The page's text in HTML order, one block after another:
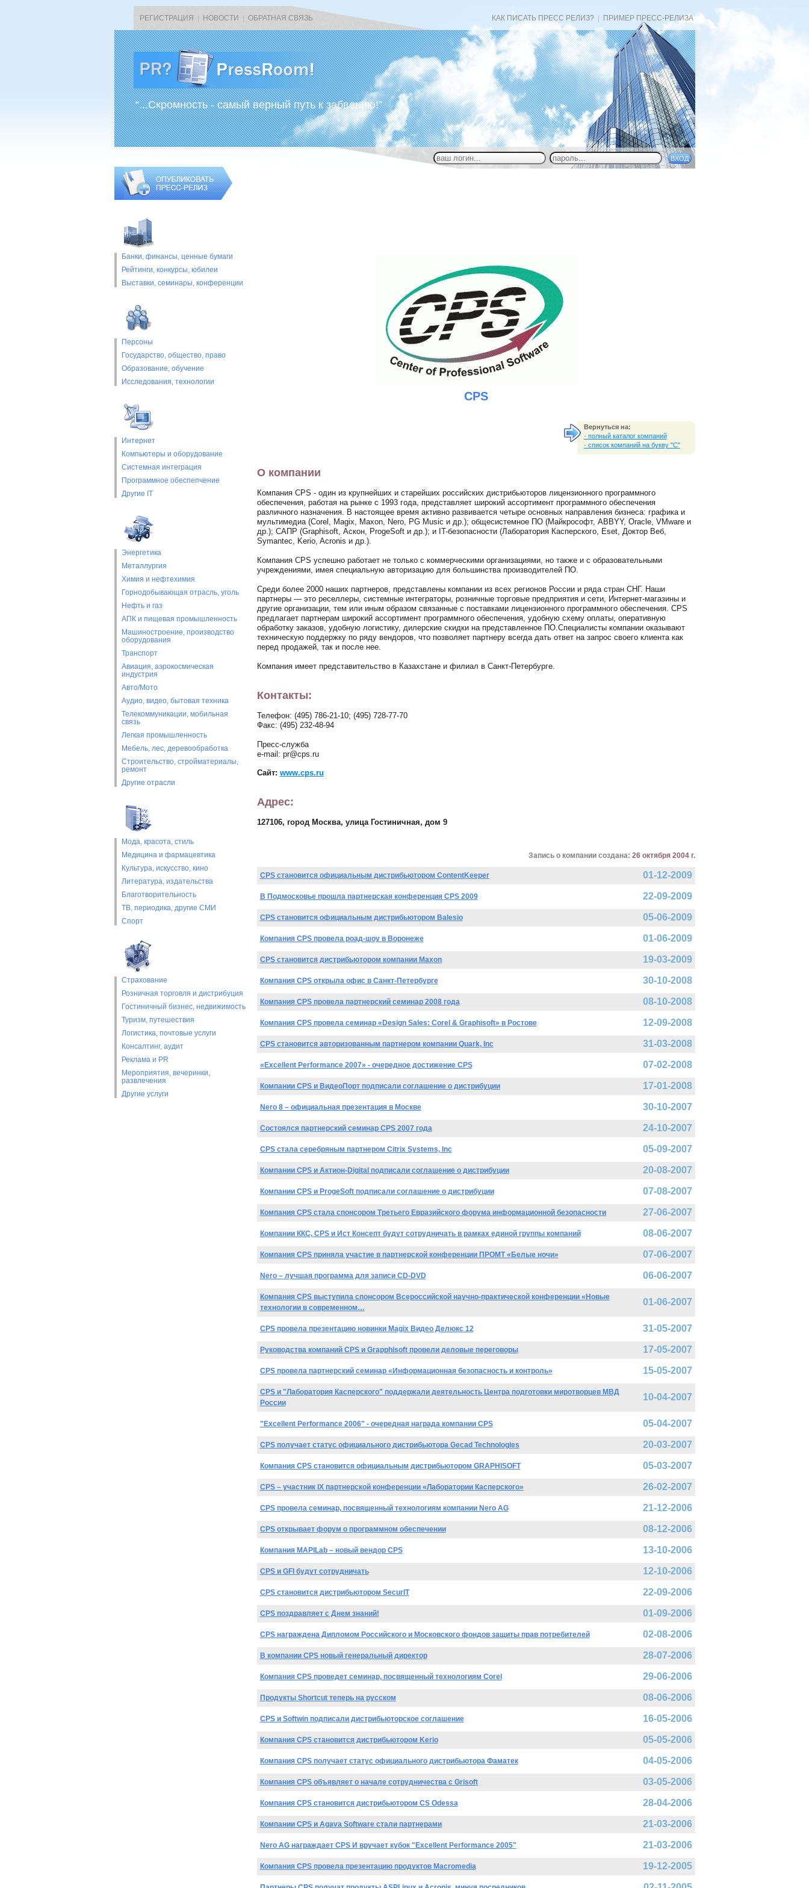
РЕГИСТРАЦИЯ НОВОСТИ ОБРАТНАЯ СВЯЗЬ КАК ПИСАТЬ ПРЕСС РЕЛИЗ? ПРИМЕР ПРЕСС-РЕЛИЗА
“...Скромность - самый верный путь к забвению!”
Банки, финансы, ценные бумаги
Рейтинги, конкурсы, юбилеи
Выставки, cеминары, конференции
Персоны
Государство, общество, право
Образование, обучение
Исследования, технологии
Интернет
Компьютеры и оборудование
Системная интеграция
Программное обеспепчение
Другие IT
Энергетика
Металлургия
Химия и нефтехимия
Горнодобывающая отрасль, уголь
Нефть и газ
АПК и пищевая промышленность
Машиностроение, производство
оборудования
Транспорт
Авиация, аэрокосмическая
индустрия
Авто/Мото
Аудио, видео, бытовая техника
Телекоммуникации, мобильная
связь
Легкая промышленность
Мебель, лес, деревообработка
Строительство, стройматериалы,
ремонт
Другие отрасли
Мода, красота, стиль
Медицина и фармацевтика
Культура, искусство, кино
Литература, издательства
Благотворительность
ТВ, периодика, другие СМИ
Спорт
Страхование
Розничная торговля и дистрибуция
Гостиничный бизнес, недвижимость
Туризм, путешествия
Логистика, почтовые услуги
Консалтинг, аудит
Реклама и PR
Мероприятия, вечеринки,
развлечения
Другие услуги
CPS
Вернуться на:
· полный каталог компаний
· список компаний на букву "C"
О компании
Компания CPS - один из крупнейших и старейших российских дистрибьюторов лицензионного программного
обеспечения, работая на рынке с 1993 года, представляет широкий ассортимент программного обеспечения
различного назначения. В настоящее время активно развивается четыре основных направления бизнеса: графика и
мультимедиа (Corel, Magix, Maxon, Nero, PG Music и др.); общесистемное ПО (Майкрософт, ABBYY, Oracle, VMware и
др.); САПР (Graphisoft, Аскон, ProgeSoft и др.); и IT-безопасности (Лаборатория Касперского, Eset, Доктор Веб,
Symantec, Kerio, Acronis и др.).
Компания CPS успешно работает не только с коммерческими организациями, но также и с образовательными
учреждениями, имея специальную авторизацию для большинства производителей ПО.
Среди более 2000 наших партнеров, представлены компании из всех регионов России и ряда стран СНГ. Наши
партнеры — это реселлеры, системные интеграторы, розничные торговые предприятия и сети, Интернет-магазины и
другие организации, тем или иным образом связанные с поставками лицензионного программного обеспечения. CPS
предлагает партнерам широкий ассортимент программного обеспечения, удобную схему оплаты, оперативную
обработку заказов, удобную логистику, дилерские скидки на представленное ПО.Специалисты компании оказывают
техническую поддержку по ряду вендоров, что позволяет партнеру всегда дать ответ на запрос своего клиента как
перед продажей, так и после нее.
Компания имеет представительство в Казахстане и филиал в Санкт-Петербурге.
Контакты:
Телефон: (495) 786-21-10; (495) 728-77-70
Факс: (495) 232-48-94
Пресс-служба
e-mail: pr@cps.ru
Сайт: www.cps.ru
Адрес:
127106, город Москва, улица Гостиничная, дом 9
Запись о компании создана: 26 октября 2004 г.
CPS становится официальным дистрибьютором ContentKeeper 01-12-2009
В Подмосковье прошла партнерская конференция CPS 2009 22-09-2009
CPS становится официальным дистрибьютором Balesio 05-06-2009
Компания CPS провела роад-шоу в Воронеже 01-06-2009
CPS становится дистрибьютором компании Maxon 19-03-2009
Компания CPS открыла офис в Санкт-Петербурге 30-10-2008
Компания CPS провела партнерский семинар 2008 года 08-10-2008
Компания CPS провела семинар «Design Sales: Corel & Graphisoft» в Ростове 12-09-2008
CPS становится авторизованным партнером компании Quark, Inc 31-03-2008
«Excellent Performance 2007» - очередное достижение CPS 07-02-2008
Компании CPS и ВидеоПорт подписали соглашение о дистрибуции 17-01-2008
Nero 8 – официальная презентация в Москве 30-10-2007
Состоялся партнерский семинар CPS 2007 года 24-10-2007
CPS стала серебряным партнером Citrix Systems, Inc 05-09-2007
Компании CPS и Актион-Digital подписали соглашение о дистрибуции 20-08-2007
Компании CPS и ProgeSoft подписали соглашение о дистрибуции 07-08-2007
Компания CPS стала спонсором Третьего Евразийского форума информационной безопасности 27-06-2007
Компании ККС, CPS и Ист Консепт будут сотрудничать в рамках единой группы компаний 08-06-2007
Компания CPS приняла участие в партнерской конференции ПРОМТ «Белые ночи» 07-06-2007
Nero – лучшая программа для записи CD-DVD 06-06-2007
Компания CPS выступила спонсором Всероссийской научно-практической конференции «Новые
технологии в современном…
01-06-2007
CPS провела презентацию новинки Magix Видео Делюкс 12 31-05-2007
Руководства компаний CPS и Grapphisoft провели деловые переговоры 17-05-2007
CPS провела партнерский семинар «Информационная безопасность и контроль» 15-05-2007
CPS и "Лаборатория Касперского" поддержали деятельность Центра подготовки миротворцев МВД
России
10-04-2007
"Excellent Performance 2006" - очередная награда компании CPS 05-04-2007
CPS получает статус официального дистрибьютора Gecad Technologies 20-03-2007
Компания CPS становится официальным дистрибьютором GRAPHISOFT 05-03-2007
CPS – участник IX партнерской конференции «Лаборатории Касперского» 26-02-2007
CPS провела семинар, посвященный технологиям компании Nero AG 21-12-2006
CPS открывает форум о программном обеспечении 08-12-2006
Компания MAPILab – новый вендор CPS 13-10-2006
CPS и GFI будут сотрудничать 12-10-2006
CPS становится дистрибьютором SecurIT 22-09-2006
CPS поздравляет с Днем знаний! 01-09-2006
CPS награждена Дипломом Российского и Московского фондов защиты прав потребителей 02-08-2006
В компании CPS новый генеральный директор 28-07-2006
Компания CPS проведет семинар, посвященный технологиям Corel 29-06-2006
Продукты Shortcut теперь на русском 08-06-2006
CPS и Softwin подписали дистрибьюторское соглашение 16-05-2006
Компания CPS становится дистрибьютором Kerio 05-05-2006
Компания CPS получает статус официального дистрибьютора Фаматек 04-05-2006
Компания CPS объявляет о начале сотрудничества с Grisoft 03-05-2006
Компания CPS становится дистрибьютором CS Odessa 28-04-2006
Компании CPS и Agava Software стали партнерами 21-03-2006
Nero AG награждает CPS И вручает кубок "Excellent Performance 2005" 21-03-2006
Компания CPS провела презентацию продуктов Macromedia 19-12-2005